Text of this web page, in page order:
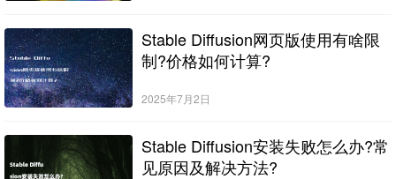
Stable Diffusion网页版使用有啥限
制?价格如何计算?
2025年7月2日
Stable Diffusion安装失败怎么办?常
见原因及解决方法?